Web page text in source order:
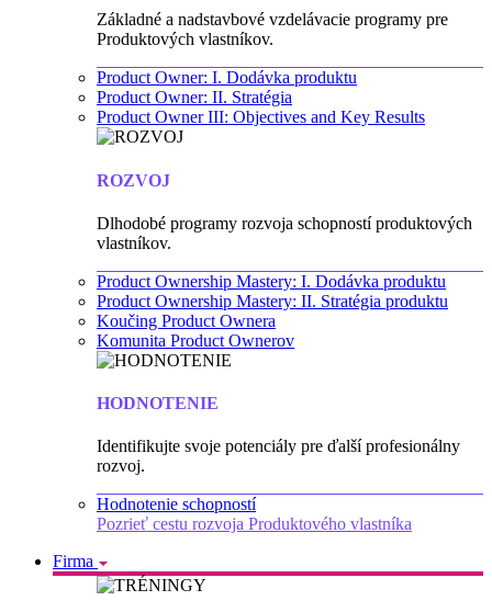
Základné a nadstavbové vzdelávacie programy pre
Produktových vlastníkov.
Product Owner: I. Dodávka produktu
Product Owner: II. Stratégia
Product Owner III: Objectives and Key Results
ROZVOJ
Dlhodobé programy rozvoja schopností produktových
vlastníkov.
Product Ownership Mastery: I. Dodávka produktu
Product Ownership Mastery: II. Stratégia produktu
Koučing Product Ownera
Komunita Product Ownerov
HODNOTENIE
Identifikujte svoje potenciály pre ďalší profesionálny
rozvoj.
Hodnotenie schopností
Pozrieť cestu rozvoja Produktového vlastníka
Firma